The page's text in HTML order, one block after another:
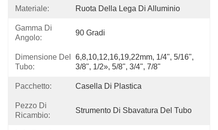
Materiale: Ruota Della Lega Di Alluminio
Gamma Di
Angolo:
90 Gradi
Dimensione Del
Tubo:
6,8,10,12,16,19,22mm, 1/4", 5/16",
3/8", 1/2», 5/8", 3/4", 7/8"
Pacchetto: Casella Di Plastica
Pezzo Di
Ricambio:
Strumento Di Sbavatura Del Tubo